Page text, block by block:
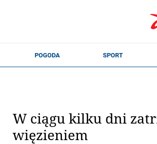
W ciągu kilku dni
więzieniem